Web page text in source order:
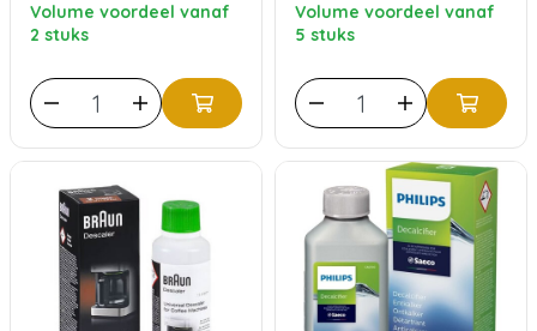
Volume voordeel vanaf
2 stuks
Volume voordeel vanaf
5 stuks